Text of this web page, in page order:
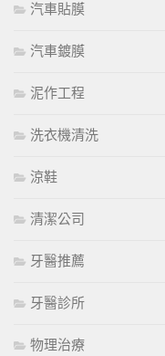
汽車貼膜
汽車鍍膜
泥作工程
洗衣機清洗
涼鞋
清潔公司
牙醫推薦
牙醫診所
物理治療